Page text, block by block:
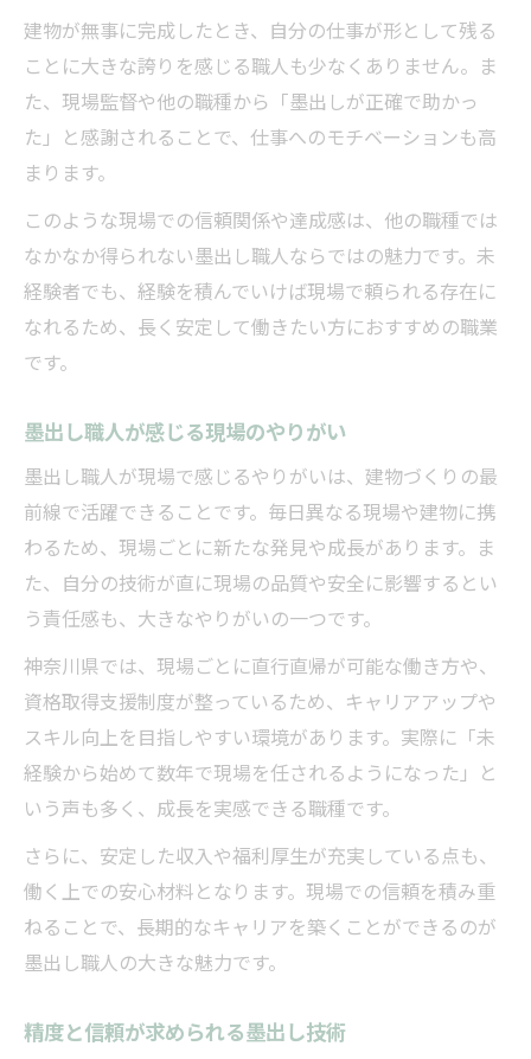
建物が無事に完成したとき、自分の仕事が形として残る
ことに大きな誇りを感じる職人も少なくありません。ま
た、現場監督や他の職種から「墨出しが正確で助かっ
た」と感謝されることで、仕事へのモチベーションも高
まります。
このような現場での信頼関係や達成感は、他の職種では
なかなか得られない墨出し職人ならではの魅力です。未
経験者でも、経験を積んでいけば現場で頼られる存在に
なれるため、長く安定して働きたい方におすすめの職業
です。
墨出し職人が感じる現場のやりがい
墨出し職人が現場で感じるやりがいは、建物づくりの最
前線で活躍できることです。毎日異なる現場や建物に携
わるため、現場ごとに新たな発見や成長があります。ま
た、自分の技術が直に現場の品質や安全に影響するとい
う責任感も、大きなやりがいの一つです。
神奈川県では、現場ごとに直行直帰が可能な働き方や、
資格取得支援制度が整っているため、キャリアアップや
スキル向上を目指しやすい環境があります。実際に「未
経験から始めて数年で現場を任されるようになった」と
いう声も多く、成長を実感できる職種です。
さらに、安定した収入や福利厚生が充実している点も、
働く上での安心材料となります。現場での信頼を積み重
ねることで、長期的なキャリアを築くことができるのが
墨出し職人の大きな魅力です。
精度と信頼が求められる墨出し技術